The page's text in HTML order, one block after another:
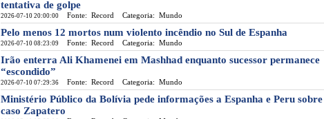
tentativa de golpe
2026-07-10 20:00:00 Fonte: Record Categoria: Mundo
Pelo menos 12 mortos num violento incêndio no Sul de Espanha
2026-07-10 08:23:09 Fonte: Record Categoria: Mundo
Irão enterra Ali Khamenei em Mashhad enquanto sucessor permanece
“escondido”
2026-07-10 07:29:36 Fonte: Record Categoria: Mundo
Ministério Público da Bolívia pede informações a Espanha e Peru sobre
caso Zapatero